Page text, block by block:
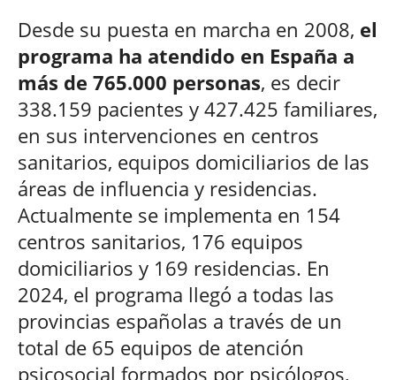
Desde su puesta en marcha en 2008, el
programa ha atendido en España a
más de 765.000 personas, es decir
338.159 pacientes y 427.425 familiares,
en sus intervenciones en centros
sanitarios, equipos domiciliarios de las
áreas de influencia y residencias.
Actualmente se implementa en 154
centros sanitarios, 176 equipos
domiciliarios y 169 residencias. En
2024, el programa llegó a todas las
provincias españolas a través de un
total de 65 equipos de atención
psicosocial formados por psicólogos,